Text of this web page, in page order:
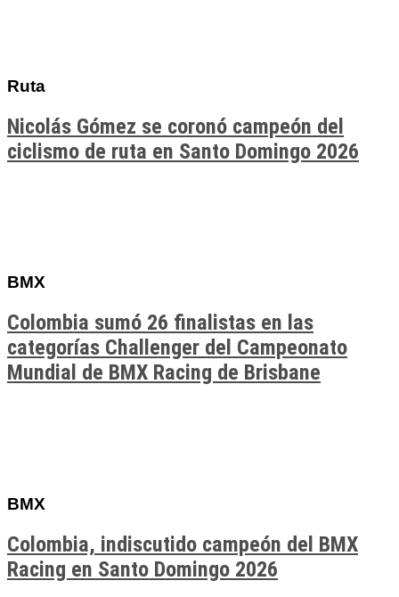
Ruta
Nicolás Gómez se coronó campeón del
ciclismo de ruta en Santo Domingo 2026
BMX
Colombia sumó 26 finalistas en las
categorías Challenger del Campeonato
Mundial de BMX Racing de Brisbane
BMX
Colombia, indiscutido campeón del BMX
Racing en Santo Domingo 2026